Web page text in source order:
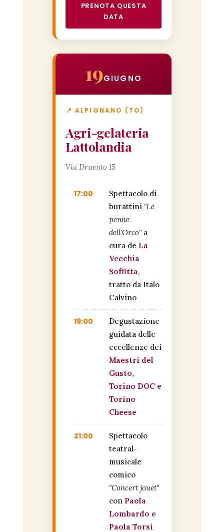
PRENOTA QUESTA
DATA
19GIUGNO
📍 ALPIGNANO (TO)
Agri-gelateria
Lattolandia
Via Druento 15
17:00
Spettacolo di
burattini "Le
penne
dell'Orco"a
cura de La
Vecchia
Soffitta,
tratto da Italo
Calvino
19:00
Degustazione
guidata delle
eccellenze dei
Maestri del
Gusto,
Torino DOC e
Torino
Cheese
21:00
Spettacolo
teatral-
musicale
comico
"Concert jouet"
con Paola
Lombardo e
Paola Torsi